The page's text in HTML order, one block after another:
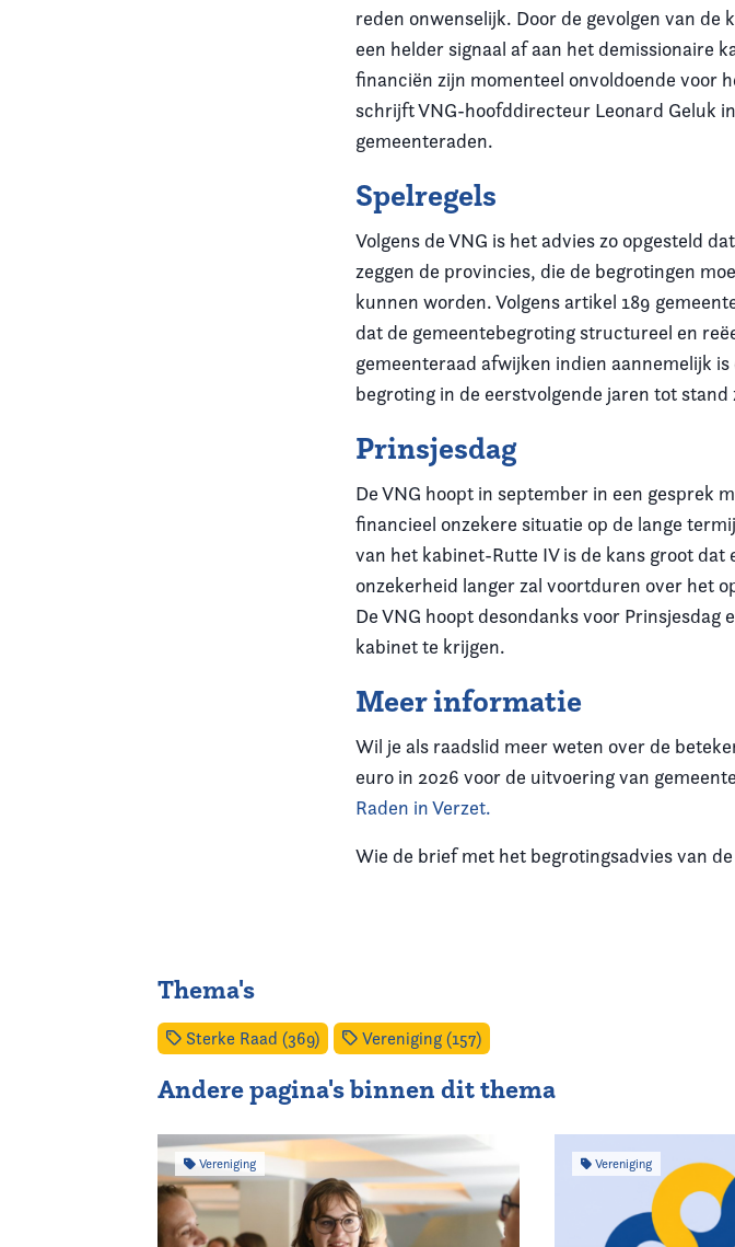
reden onwenselijk. Door de gevolgen van de
een helder signaal af aan het demissionaire
financiën zijn momenteel onvoldoende voor
schrijft VNG-hoofddirecteur Leonard Geluk
gemeenteraden.
Spelregels
Volgens de VNG is het advies zo opgesteld
zeggen de provincies, die de begrotingen
kunnen worden. Volgens artikel 189
dat de gemeentebegroting structureel en
gemeenteraad afwijken indien aannemelijk
begroting in de eerstvolgende jaren tot stand
Prinsjesdag
De VNG hoopt in september in een gesprek
financieel onzekere situatie op de lange
van het kabinet-Rutte IV is de kans groot dat
onzekerheid langer zal voortduren over het
De VNG hoopt desondanks voor
kabinet te krijgen.
Meer informatie
Wil je als raadslid meer weten over de
euro in 2026 voor de uitvoering van
Raden in Verzet.
Wie de brief met het begrotingsadvies van de
Thema's
Sterke Raad (369) Vereniging (157)
Andere pagina's binnen dit thema
Vereniging Vereniging